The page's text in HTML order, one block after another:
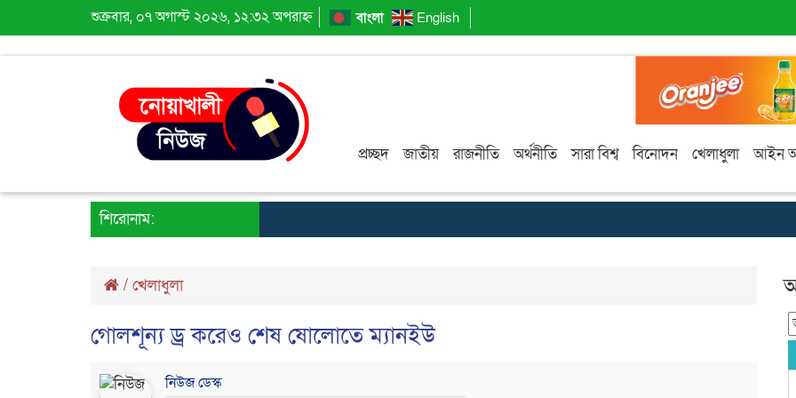
শুক্রবার, ০৭ অগাস্ট ২০২৬, ১২:৩২ অপরাহ্ন বাংলা English
প্রচ্ছদ জাতীয় রাজনীতি অর্থনীতি সারা বিশ্ব বিনোদন খেলাধুলা আইন
শিরোনাম:
/ খেলাধুলা
গোলশূন্য ড্র করেও শেষ ষোলোতে ম্যানইউ
নিউজ ডেস্ক